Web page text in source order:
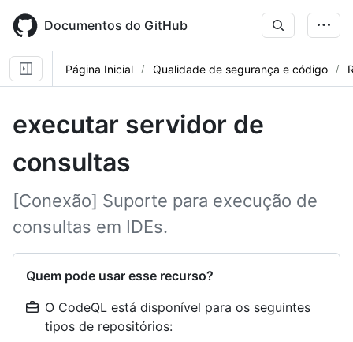
main
content
Documentos do GitHub
Página Inicial Qualidade de segurança e código
executar servidor de
consultas
[Conexão] Suporte para execução de
consultas em IDEs.
Quem pode usar esse recurso?
O CodeQL está disponível para os seguintes
tipos de repositórios: